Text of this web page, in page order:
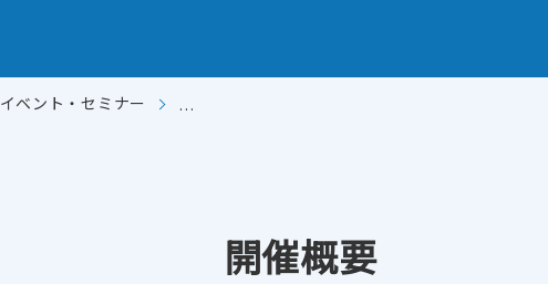
イベント・セミナー 【WEBセミナー】30分で分かる！在宅ワークで
開催概要